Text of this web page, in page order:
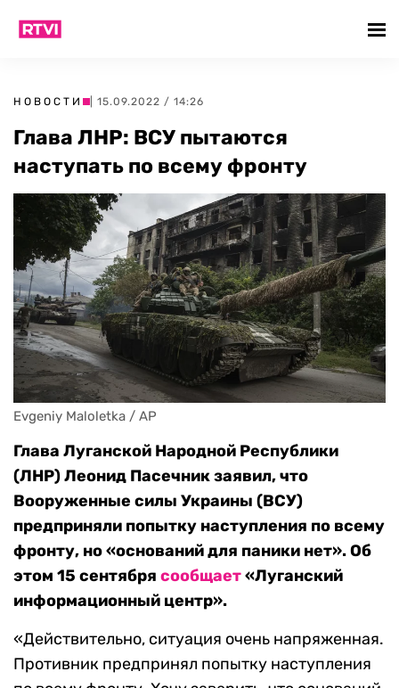
НОВОСТИ | 15.09.2022 / 14:26
Глава ЛНР: ВСУ пытаются
наступать по всему фронту
Evgeniy Maloletka / AP
Глава Луганской Народной Республики
(ЛНР) Леонид Пасечник заявил, что
Вооруженные силы Украины (ВСУ)
предприняли попытку наступления по всему
фронту, но «оснований для паники нет». Об
этом 15 сентября сообщает«Луганский
информационный центр».
«Действительно, ситуация очень напряженная.
Противник предпринял попытку наступления